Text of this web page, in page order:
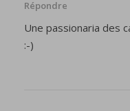
Répondre
Une passionaria des
:-)